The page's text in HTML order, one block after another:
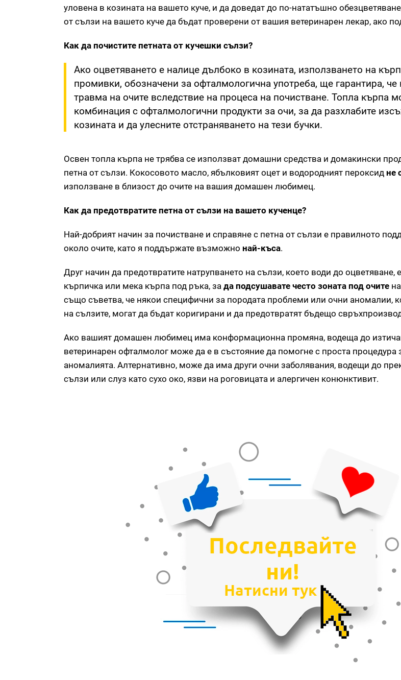
уловена в козината на вашето куче, и да доведат до по-нататъшно
от сълзи на вашето куче да бъдат проверени от вашия ветеринарен лекар, ако
Как да почистите петната от кучешки сълзи?
Ако оцветяването е налице дълбоко в козината, използването на
промивки, обозначени за офталмологична употреба, ще гарантира,
травма на очите вследствие на процеса на почистване. Топла кърпа
комбинация с офталмологични продукти за очи, за да разхлабите
козината и да улесните отстраняването на тези бучки.
Освен топла кърпа не трябва се използват домашни средства и домакински
петна от сълзи. Кокосовото масло, ябълковият оцет и водородният пероксид не
използване в близост до очите на вашия домашен любимец.
Как да предотвратите петна от сълзи на вашето кученце?
Най-добрият начин за почистване и справяне с петна от сълзи е правилното
около очите, като я поддържате възможно най-къса.
Друг начин да предотвратите натрупването на сълзи, което води до оцветяване,
кърпичка или мека кърпа под ръка, за да подсушавате често зоната под очите
също съветва, че някои специфични за породата проблеми или очни аномалии,
на сълзите, могат да бъдат коригирани и да предотвратят бъдещо
Ако вашият домашен любимец има конформационна промяна, водеща до
ветеринарен офталмолог може да е в състояние да помогне с проста процедура
аномалията. Алтернативно, може да има други очни заболявания, водещи до
сълзи или слуз като сухо око, язви на роговицата и алергичен конюнктивит.